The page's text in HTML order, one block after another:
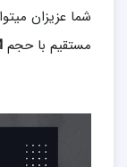
شما عزیزان
مستقیم با حجم